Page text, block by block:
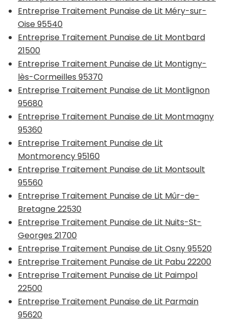
Entreprise Traitement Punaise de Lit Méry-sur-
Oise 95540
Entreprise Traitement Punaise de Lit Montbard
21500
Entreprise Traitement Punaise de Lit Montigny-
lès-Cormeilles 95370
Entreprise Traitement Punaise de Lit Montlignon
95680
Entreprise Traitement Punaise de Lit Montmagny
95360
Entreprise Traitement Punaise de Lit
Montmorency 95160
Entreprise Traitement Punaise de Lit Montsoult
95560
Entreprise Traitement Punaise de Lit Mûr-de-
Bretagne 22530
Entreprise Traitement Punaise de Lit Nuits-St-
Georges 21700
Entreprise Traitement Punaise de Lit Osny 95520
Entreprise Traitement Punaise de Lit Pabu 22200
Entreprise Traitement Punaise de Lit Paimpol
22500
Entreprise Traitement Punaise de Lit Parmain
95620